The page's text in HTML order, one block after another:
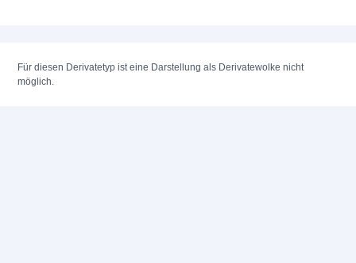
Für diesen Derivatetyp ist eine Darstellung als Derivatewolke nicht
möglich.